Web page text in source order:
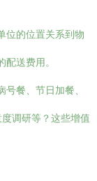
位的位置关系到物
送费用。
号餐、节日加餐、
调研等？这些增值